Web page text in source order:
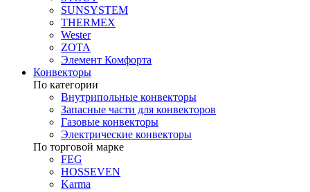
SUNSYSTEM
THERMEX
Wester
ZOTA
Элемент Комфорта
Конвекторы
По категории
Внутрипольные конвекторы
Запасные части для конвекторов
Газовые конвекторы
Электрические конвекторы
По торговой марке
FEG
HOSSEVEN
Karma